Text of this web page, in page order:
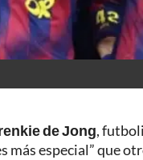
de Jong,
más especial” que